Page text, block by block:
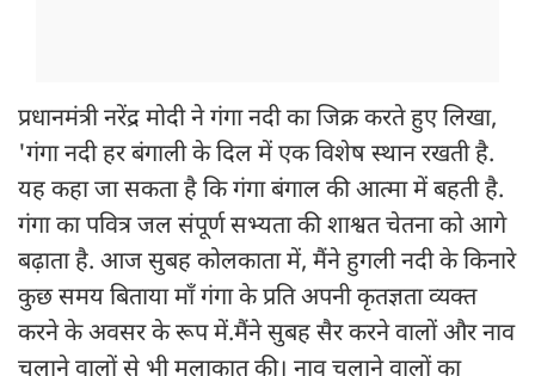
प्रधानमंत्री नरेंद्र मोदी ने गंगा नदी का जिक्र करते हुए लिखा,
'गंगा नदी हर बंगाली के दिल में एक विशेष स्थान रखती है.
यह कहा जा सकता है कि गंगा बंगाल की आत्मा में बहती है.
गंगा का पवित्र जल संपूर्ण सभ्यता की शाश्वत चेतना को आगे
बढ़ाता है. आज सुबह कोलकाता में, मैंने हुगली नदी के किनारे
कुछ समय बिताया माँ गंगा के प्रति अपनी कृतज्ञता व्यक्त
करने के अवसर के रूप में.मैंने सुबह सैर करने वालों और नाव